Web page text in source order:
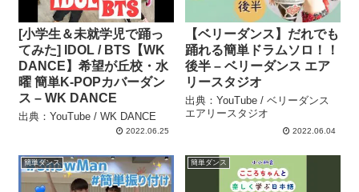
[小学生＆未就学児で踊っ
てみた] IDOL / BTS【WK
DANCE】希望が丘校・水
曜 簡単K-POPカバーダン
ス – WK DANCE
出典：YouTube / WK DANCE
2022.06.25
【ベリーダンス】だれでも
踊れる簡単ドラムソロ！！
後半 – ベリーダンス エア
リースタジオ
出典：YouTube / ベリーダンス
エアリースタジオ
2022.06.04
簡単ダンス 簡単ダンス